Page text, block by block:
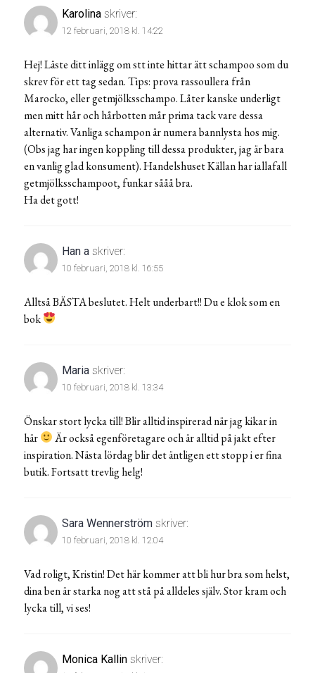
Karolina skriver:
12 februari, 2018 kl. 14:22
Hej! Läste ditt inlägg om stt inte hittar ätt schampoo som du
skrev för ett tag sedan. Tips: prova rassoullera från
Marocko, eller getmjölksschampo. Låter kanske underligt
men mitt hår och hårbotten mår prima tack vare dessa
alternativ. Vanliga schampon är numera bannlysta hos mig.
(Obs jag har ingen koppling till dessa produkter, jag är bara
en vanlig glad konsument). Handelshuset Källan har iallafall
getmjölksschampoot, funkar sååå bra.
Ha det gott!
Han a skriver:
10 februari, 2018 kl. 16:55
Alltså BÄSTA beslutet. Helt underbart!! Du e klok som en
bok
Maria skriver:
10 februari, 2018 kl. 13:34
Önskar stort lycka till! Blir alltid inspirerad när jag kikar in
här
Är också egenföretagare och är alltid på jakt efter
inspiration. Nästa lördag blir det äntligen ett stopp i er fina
butik. Fortsatt trevlig helg!
Sara Wennerström skriver:
10 februari, 2018 kl. 12:04
Vad roligt, Kristin! Det här kommer att bli hur bra som helst,
dina ben är starka nog att stå på alldeles själv. Stor kram och
lycka till, vi ses!
Monica Kallin skriver: